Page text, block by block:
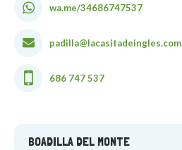
wa.me/34686747537
padilla@lacasitadeingles.com
686 747 537
BOADILLA DEL MONTE